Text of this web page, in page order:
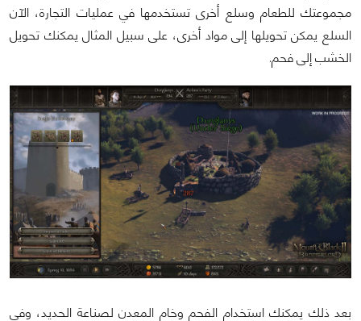
مجموعتك للطعام وسلع أخرى تستخدمها في عمليات التجارة، الآن
السلع يمكن تحويلها إلى مواد أخرى، على سبيل المثال يمكنك تحويل
الخشب إلى فحم.
بعد ذلك يمكنك استخدام الفحم وخام المعدن لصناعة الحديد، وفي